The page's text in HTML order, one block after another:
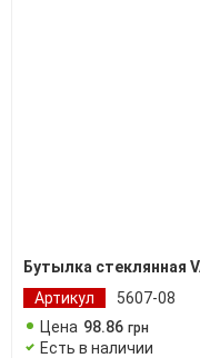
Бутылка стеклянная
Артикул
5607-08
Цена 98.86 грн
Есть в наличии